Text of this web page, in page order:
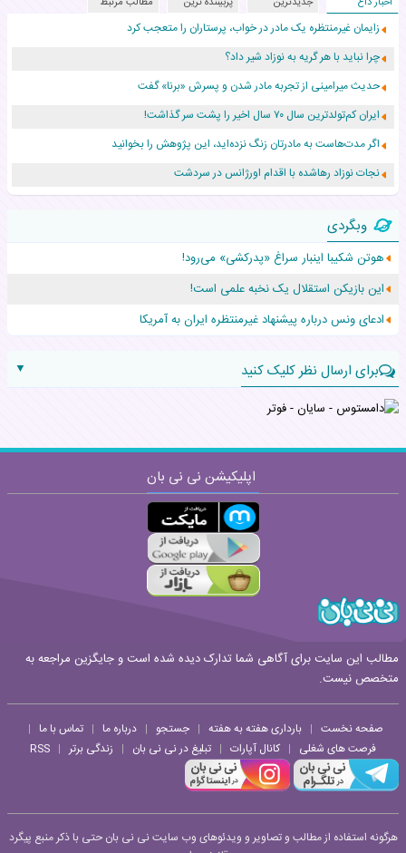
زایمان غیرمنتظره یک مادر در خواب، پرستاران را متعجب کرد
چرا نباید با هر گریه به نوزاد شیر داد؟
حدیث میرامینی از تجربه مادر شدن و پسرش «برنا» گفت
ایران کم‌تولدترین سال ۷۰ سال اخیر را پشت سر گذاشت!
اگر مدت‌هاست به مادرتان زنگ نزده‌اید، این پژوهش را بخوانید
نجات نوزاد رهاشده با اقدام اورژانس در سردشت
زن ۲۴ ساله پس از درمان سرطان رحم، مادر شد
افزایش قد این دختر، چند میلیون دلار برای پدرش خرج داشته
حرکت غیرقانونی یک پرستار، جان دوقلوها را نجات داد!
وبگردی
هوتن شکیبا اینبار سراغ «پدرکشی» می‌رود!
این بازیکن استقلال یک نخبه علمی است!
ادعای ونس درباره پیشنهاد غیرمنتظره ایران به آمریکا
برای ارسال نظر کلیک کنید
▼
نام:
قوانین ارسال نظر
اپلیکیشن نی نی بان
مطالب این سایت برای آگاهی شما تدارک دیده شده است و جایگزین مراجعه به
متخصص نیست.
صفحه نخست | بارداری هفته به هفته | جستجو | درباره ما | تماس با ما |
فرصت های شغلی | کانال آپارات | تبلیغ در نی نی بان | زندگی برتر |
RSS
هرگونه استفاده از مطالب و تصاویر و ویدئوهای وب سایت نی نی بان حتی با ذکر منبع پیگرد